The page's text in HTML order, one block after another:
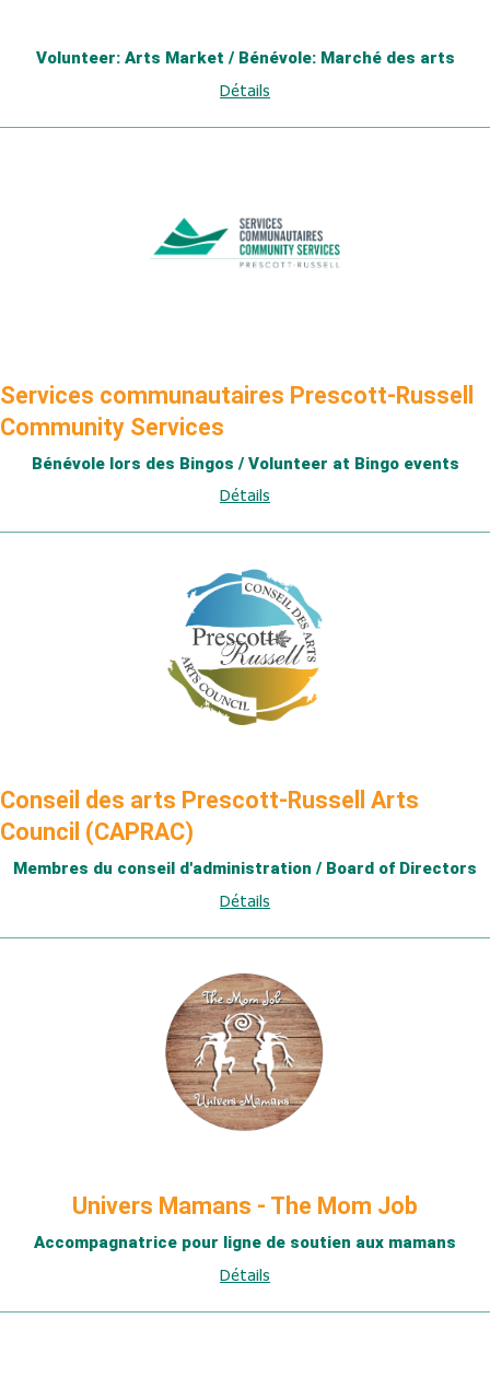
Volunteer: Arts Market / Bénévole: Marché des arts
Détails
Services communautaires Prescott-Russell
Community Services
Bénévole lors des Bingos / Volunteer at Bingo events
Détails
Conseil des arts Prescott-Russell Arts
Council (CAPRAC)
Membres du conseil d'administration / Board of Directors
Détails
Univers Mamans - The Mom Job
Accompagnatrice pour ligne de soutien aux mamans
Détails